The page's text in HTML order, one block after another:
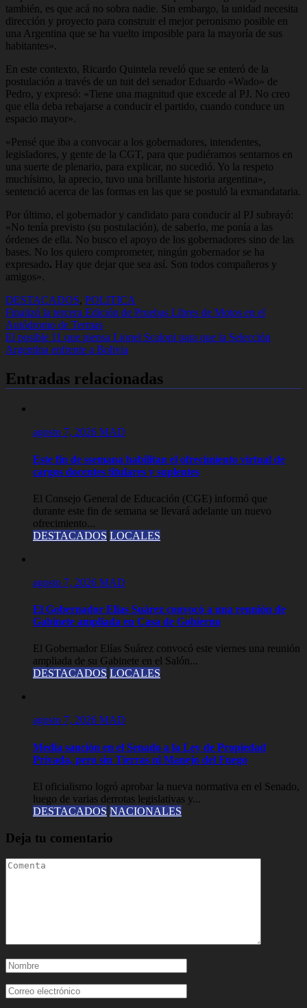
también, es que acá no sobra nadie. Sin embargo, la unidad necesita
dirección y proyecto para construir el mejor peronismo posible en
una Argentina que se ha vuelto imposible para la mayoría de sus
habitantes».
En este contexto, Ricardo Quintela reveló que se enteró de la
postulación a través de un tuit del senador Eduardo «Wado» de
Pedro, y expresó: «Tiene una magnitud que excede al PJ. No creo
que ella deba rebajarse a conducir el partido, cuando conduce un
espacio mayor».
«Pensé que iba a convocar a los gobernadores, intendentes,
legisladores, y gente de la CGT, para que pudiéramos sentarnos en
una suerte de plenario, para explicar, no sucedió. Yo la respeto
muchísimo, la aprecio, tuvo una brillante historia argentina»,
sentenció acerca de las formas en las que se postuló la exmandataria.
Por último, el gobernador y candidato para conducir al PJ subrayó:
«No tenía previsto (su postulación), de saberlo, me ponía a las
órdenes de ella. No busco el apoyo de los gobernadores sino de las
bases. No los quiero comprometer, ningún gobernador se ha
expresado. Hay que dejar que sea así. Son todos compañeros y
amigos».
DESTACADOS, POLITICA
Navegación
de
entradas
Finalizó la tercera Edición de Pruebas Libres de Motos en el
Autódromo de Termas
El posible 11 que piensa Lionel Scaloni para que la Selección
Argentina enfrente a Bolivia
Entradas relacionadas
agosto 7, 2026 MAD
Este fin de ssemana habilitan el ofrecimiento virtual de
cargos docentes titulares y suplentes
El Consejo General de Educación (CGE) informó que
durante este fin de semana se llevará adelante un nuevo
ofrecimiento...
DESTACADOS LOCALES
agosto 7, 2026 MAD
El Gobernador Elias Suárez convocó a una reunión de
Gabinete ampliada en Casa de Gobierno
El Gobernador Elías Suárez convocó este viernes una reunión
ampliada de su Gabinete en el Salón...
DESTACADOS LOCALES
agosto 7, 2026 MAD
Media sanción en el Senado a la Ley de Propiedad
Privada, pero sin Tierras ni Manejo del Fuego
El oficialismo logró aprobar la nueva normativa en el Senado,
luego de varias derrotas legislativas y...
DESTACADOS NACIONALES
Deja tu comentario